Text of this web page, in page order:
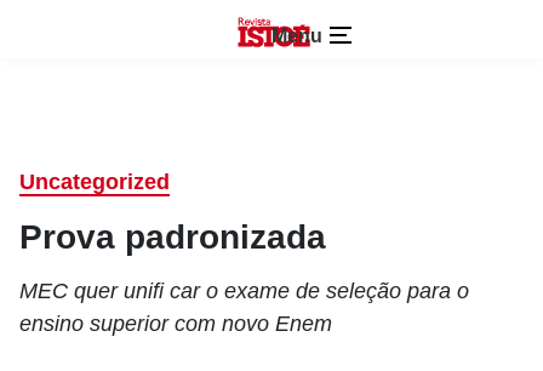
Menu
Uncategorized
Prova padronizada
MEC quer unifi car o exame de seleção para o
ensino superior com novo Enem